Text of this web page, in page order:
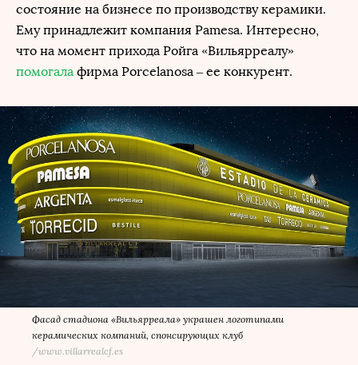
состояние на бизнесе по производству керамики.
Ему принадлежит компания Pamesa. Интересно,
что на момент прихода Ройга «Вильярреалу»
помогала фирма Porcelanosa – ее конкурент.
Фасад стадиона «Вильярреала» украшен логотипами
керамических компаний, спонсирующих клуб
/www.villarrealcf.es